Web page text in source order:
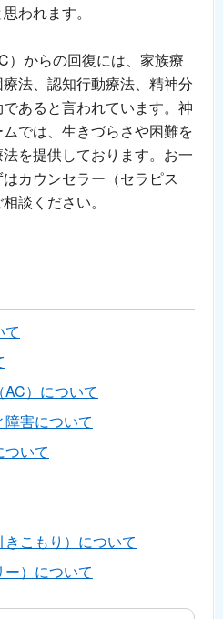
われます。
）からの回復には、家族療
法、認知行動療法、精神分
あると言われています。神
では、生きづらさや困難を
を提供しております。お一
カウンセラー（セラピス
談ください。
て
）について
害について
いて
こもり）について
）について